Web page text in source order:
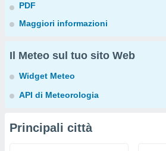
PDF
Maggiori informazioni
Il Meteo sul tuo sito Web
Widget Meteo
API di Meteorologia
Principali città